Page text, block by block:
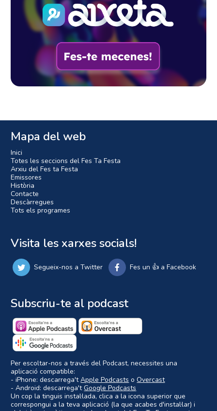
Mapa del web
Inici
Totes les seccions del Fes Ta Festa
Arxiu del Fes ta Festa
Emissores
Història
Contacte
Descàrregues
Tots els programes
Visita les xarxes socials!
Segueix-nos a Twitter Fes un 👍 a Facebook
Subscriu-te al podcast
Per escoltar-nos a través del Podcast, necessites una
aplicació compatible:
- iPhone: descarrega'tApple Podcasts oOvercast
- Android: descarrega'tGoogle Podcasts
Un cop la tinguis instal·lada, clica a la icona superior que
correspongui a la teva aplicació (la que acabes d'instal·lar) i